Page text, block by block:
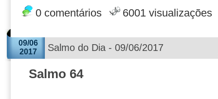
0 comentários 6001 visualizações
09/06
2017
Salmo do Dia - 09/06/2017
Salmo 64